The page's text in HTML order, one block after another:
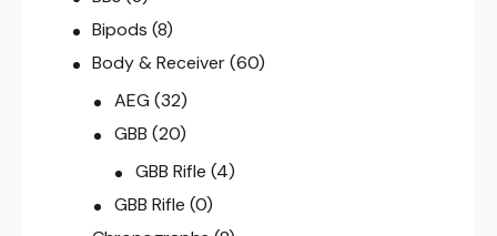
Bipods (8)
Body & Receiver (60)
AEG (32)
GBB (20)
GBB Rifle (4)
GBB Rifle (0)